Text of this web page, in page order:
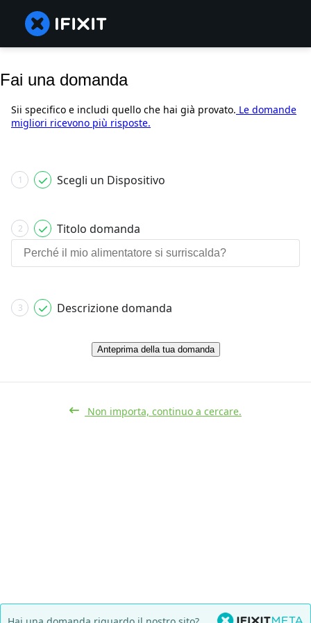
Fai una domanda
Sii specifico e includi quello che hai già provato. Le domande
migliori ricevono più risposte.
1 Scegli un Dispositivo
2 Titolo domanda
3 Descrizione domanda
Anteprima della tua domanda
Non importa, continuo a cercare.